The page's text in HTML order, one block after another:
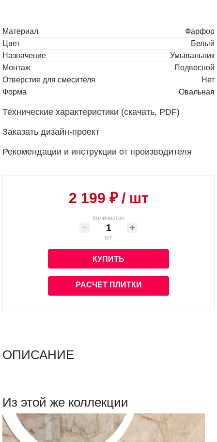
Материал
Фарфор
Цвет
Белый
Назначение
Умывальник
Монтаж
Подвесной
Отверстие для смесителя
Нет
Форма
Овальная
Технические характеристики (скачать, PDF)
Заказать дизайн-проект
Рекомендации и инструкции от производителя
2 199 ₽/ шт
Количество
шт
КУПИТЬ
РАСЧЕТ ПЛИТКИ
ОПИСАНИЕ
Из этой же коллекции